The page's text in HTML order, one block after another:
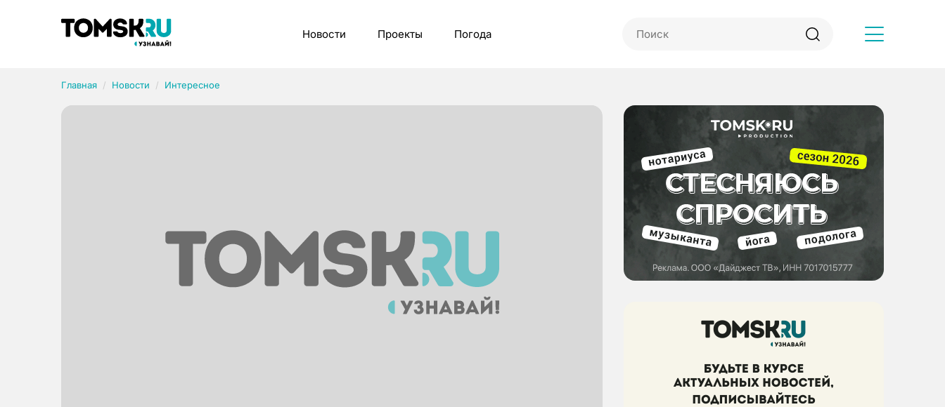
Новости Проекты Погода
Главная Новости Интересное
Рубрики